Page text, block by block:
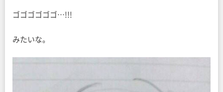
ゴゴゴゴゴゴ…!!!
みたいな。